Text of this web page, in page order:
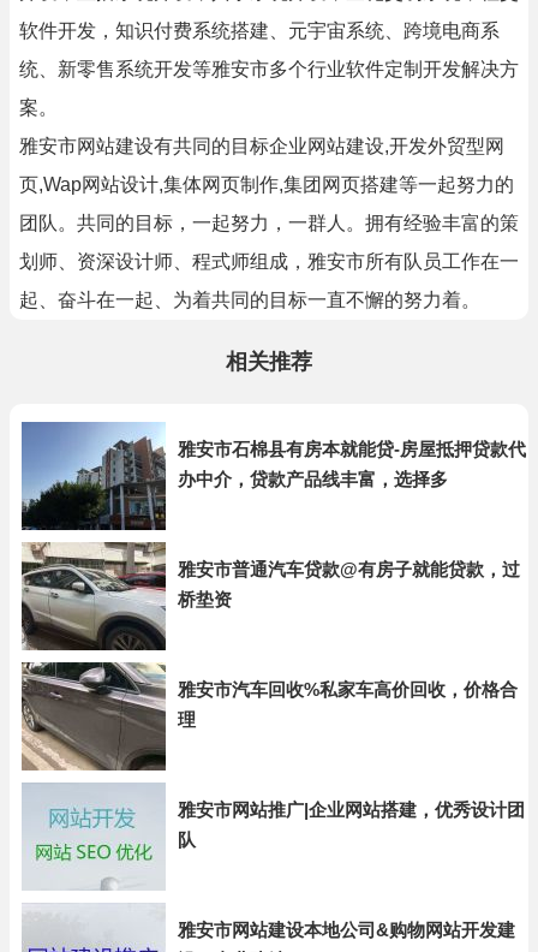
软件开发，知识付费系统搭建、元宇宙系统、跨境电商系
统、新零售系统开发等雅安市多个行业软件定制开发解决方
案。
雅安市网站建设有共同的目标企业网站建设,开发外贸型网
页,Wap网站设计,集体网页制作,集团网页搭建等一起努力的
团队。共同的目标，一起努力，一群人。拥有经验丰富的策
划师、资深设计师、程式师组成，雅安市所有队员工作在一
起、奋斗在一起、为着共同的目标一直不懈的努力着。
相关推荐
雅安市石棉县有房本就能贷-房屋抵押贷款代
办中介，贷款产品线丰富，选择多
雅安市普通汽车贷款@有房子就能贷款，过
桥垫资
雅安市汽车回收%私家车高价回收，价格合
理
雅安市网站推广|企业网站搭建，优秀设计团
队
雅安市网站建设本地公司&购物网站开发建